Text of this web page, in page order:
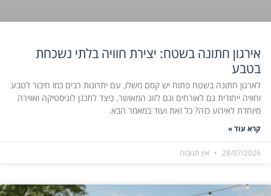
אירגון חתונה בשטח: יצירת חוויה בלתי נשכחת
בטבע
לארגון חתונה בשטח פתוח יש קסם משלו, עם יתרונות רבים כמו חיבור לטבע
וחוויה ייחודית גם לאורחים וגם לזוג המאושר. כיצד לתכנן לוגיסטיקה ואווירה
מיוחדת לאירוע כזה? כל זאת ועוד במאמר הבא.
קרא עוד »
28/07/2026 אין תגובות